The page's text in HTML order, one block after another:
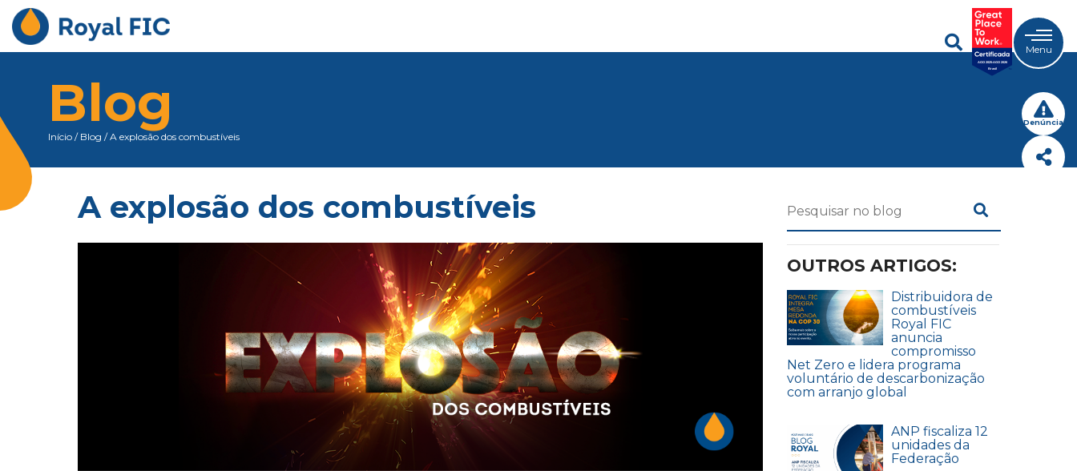
Menu
Denúncia
Blog
Início / Blog /A explosão dos combustíveis
A explosão dos combustíveis
OUTROS ARTIGOS:
Distribuidora de
combustíveis
Royal FIC
anuncia
compromisso
Net Zero e lidera programa
voluntário de descarbonização
com arranjo global
ANP fiscaliza 12
unidades da
Federação